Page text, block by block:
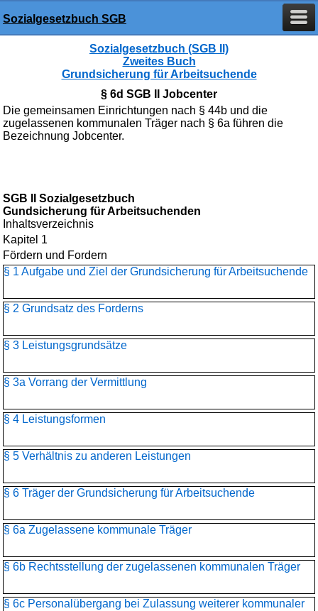
Sozialgesetzbuch SGB
Sozialgesetzbuch (SGB II)
Zweites Buch
Grundsicherung für Arbeitsuchende
§ 6d SGB II Jobcenter
Die gemeinsamen Einrichtungen nach § 44b und die
zugelassenen kommunalen Träger nach § 6a führen die
Bezeichnung Jobcenter.
SGB II Sozialgesetzbuch
Gundsicherung für Arbeitsuchenden
Inhaltsverzeichnis
Kapitel 1
Fördern und Fordern
§ 1 Aufgabe und Ziel der Grundsicherung für Arbeitsuchende
§ 2 Grundsatz des Forderns
§ 3 Leistungsgrundsätze
§ 3a Vorrang der Vermittlung
§ 4 Leistungsformen
§ 5 Verhältnis zu anderen Leistungen
§ 6 Träger der Grundsicherung für Arbeitsuchende
§ 6a Zugelassene kommunale Träger
§ 6b Rechtsstellung der zugelassenen kommunalen Träger
§ 6c Personalübergang bei Zulassung weiterer kommunaler